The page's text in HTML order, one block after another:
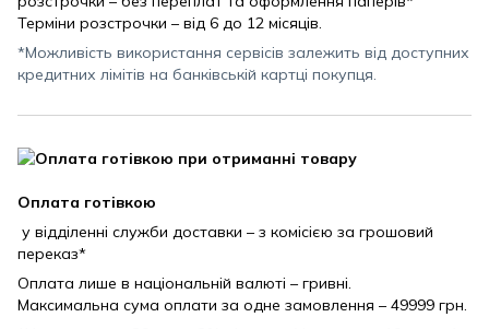
Терміни розстрочки – від 6 до 12 місяців.
*Можливість використання сервісів залежить від доступних
кредитних лімітів на банківській картці покупця.
Оплата готівкою
у відділенні служби доставки – з комісією за грошовий
переказ*
Оплата лише в національній валюті – гривні.
Максимальна сума оплати за одне замовлення – 49999 грн.